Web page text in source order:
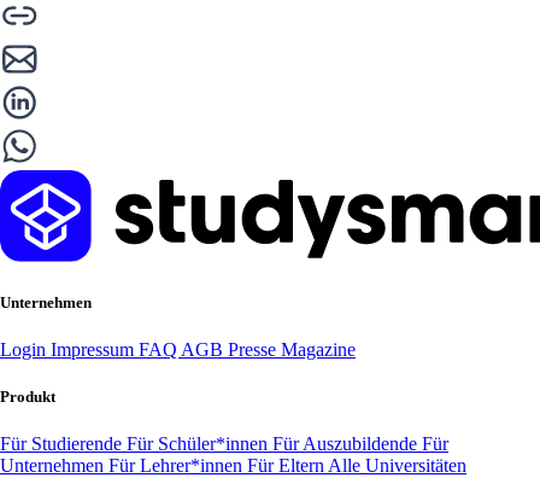
Unternehmen
Login Impressum FAQ AGB Presse Magazine
Produkt
Für Studierende Für Schüler*innen Für Auszubildende Für
Unternehmen Für Lehrer*innen Für Eltern Alle Universitäten